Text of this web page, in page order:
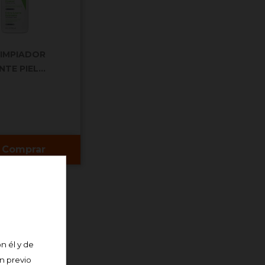
Comprar
él y de
previo